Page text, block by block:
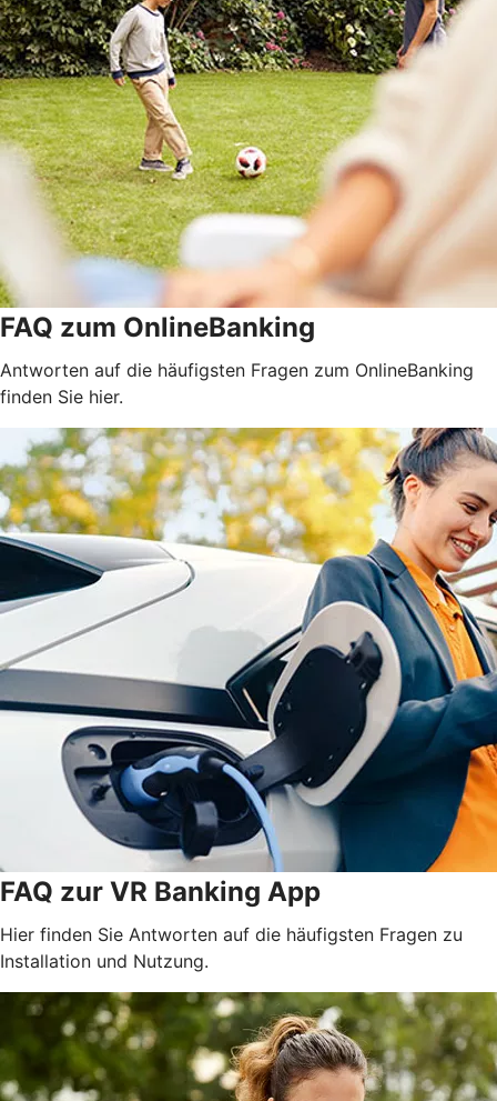
FAQ zum OnlineBanking
Antworten auf die häufigsten Fragen zum OnlineBanking
finden Sie hier.
FAQ zur VR Banking App
Hier finden Sie Antworten auf die häufigsten Fragen zu
Installation und Nutzung.